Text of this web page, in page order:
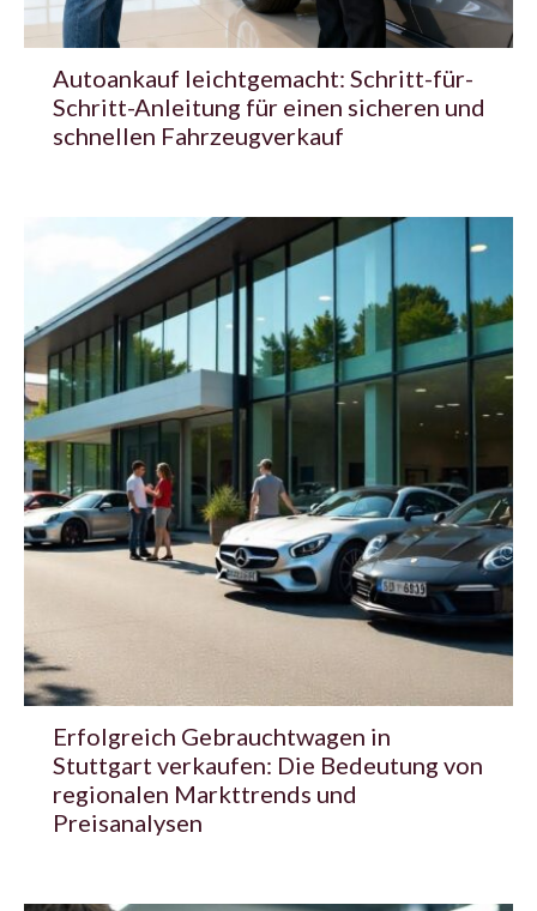
Autoankauf leichtgemacht: Schritt-für-
Schritt-Anleitung für einen sicheren und
schnellen Fahrzeugverkauf
Erfolgreich Gebrauchtwagen in
Stuttgart verkaufen: Die Bedeutung von
regionalen Markttrends und
Preisanalysen